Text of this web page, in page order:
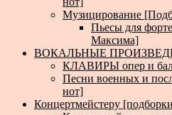
Музицирование
Пьесы для
Максима]
ВОКАЛЬНЫЕ
КЛАВИРЫ опер и
Песни военных и
нот]
Концертмейстеру